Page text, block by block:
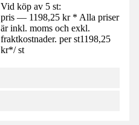
Vid köp av 5 st:
pris — 1198,25 kr * Alla priser
är inkl. moms och exkl.
fraktkostnader. per st1198,25
kr*/ st